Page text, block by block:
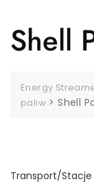
Shell
Energy
paliw >Shell
Transport/Stacje